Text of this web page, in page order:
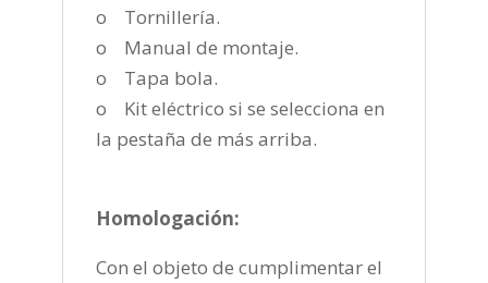
o Tornillería.
o Manual de montaje.
o Tapa bola.
o Kit eléctrico si se selecciona en
la pestaña de más arriba.
Homologación:
Con el objeto de cumplimentar el